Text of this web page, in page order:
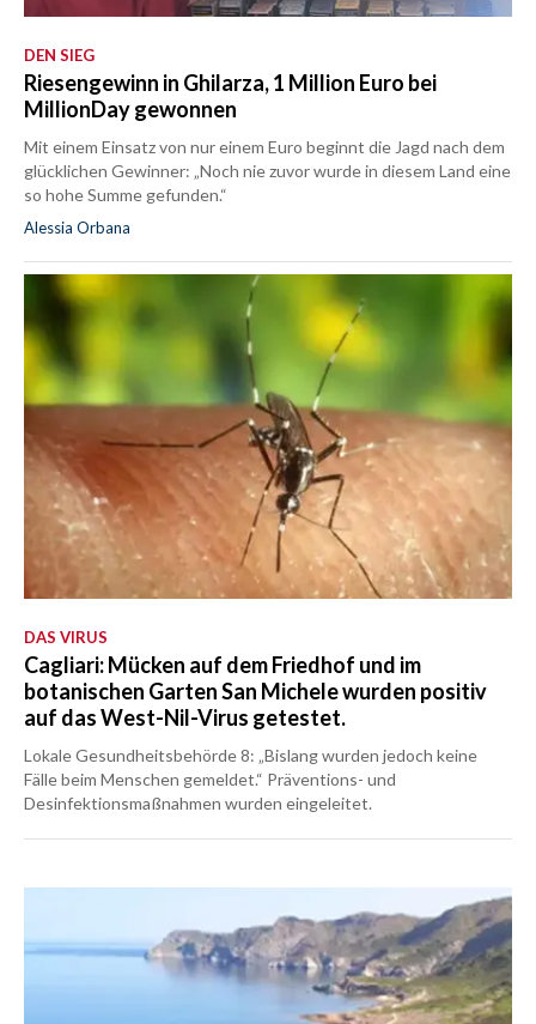
DEN SIEG
Riesengewinn in Ghilarza, 1 Million Euro bei
MillionDay gewonnen
Mit einem Einsatz von nur einem Euro beginnt die Jagd nach dem
glücklichen Gewinner: „Noch nie zuvor wurde in diesem Land eine
so hohe Summe gefunden.“
Alessia Orbana
DAS VIRUS
Cagliari: Mücken auf dem Friedhof und im
botanischen Garten San Michele wurden positiv
auf das West-Nil-Virus getestet.
Lokale Gesundheitsbehörde 8: „Bislang wurden jedoch keine
Fälle beim Menschen gemeldet.“ Präventions- und
Desinfektionsmaßnahmen wurden eingeleitet.